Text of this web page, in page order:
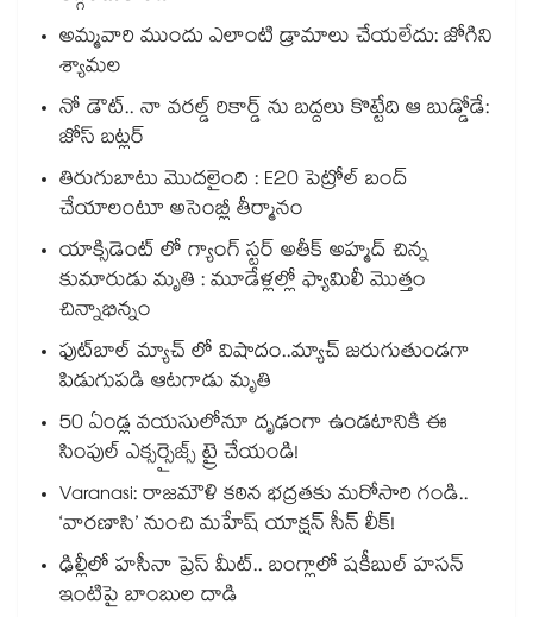
అమ్మవారి ముందు ఎలాంటి డ్రామాలు చేయలేదు: జోగిని
శ్యామల
నో డౌట్.. నా వరల్డ్ రికార్డ్ ను బద్దలు కొట్టేది ఆ బుడ్డోడే:
జోస్ బట్లర్
తిరుగుబాటు మొదలైంది : E20 పెట్రోల్ బంద్
చేయాలంటూ అసెంబ్లీ తీర్మానం
యాక్సిడెంట్ లో గ్యాంగ్ స్టర్ అతీక్ అహ్మద్ చిన్న
కుమారుడు మృతి : మూడేళ్లల్లో ఫ్యామిలీ మొత్తం
చిన్నాభిన్నం
ఫుట్‌బాల్ మ్యాచ్ లో విషాదం..మ్యాచ్ జరుగుతుండగా
పిడుగుపడి ఆటగాడు మృతి
50 ఏండ్ల వయసులోనూ దృఢంగా ఉండటానికి ఈ
సింపుల్ ఎక్సర్సైజ్స్ ట్రై చేయండి!
Varanasi: రాజమౌళి కఠిన భద్రతకు మరోసారి గండి..
‘వారణాసి’ నుంచి మహేష్ యాక్షన్ సీన్ లీక్!
ఢిల్లీలో హసీనా ప్రెస్ మీట్.. బంగ్లాలో షకీబుల్ హసన్
ఇంటిపై బాంబుల దాడి